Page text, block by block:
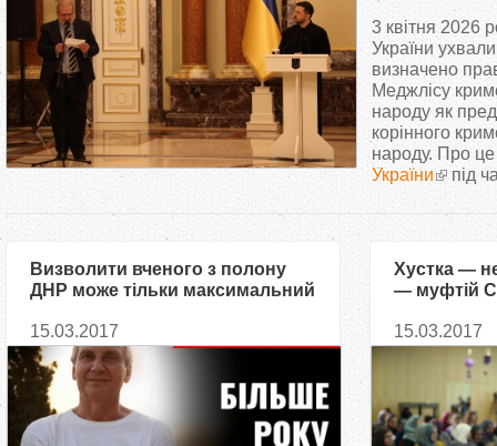
є
т
у
3 квітня 2026
України
визначено
Меджлісу
народу як
корінного
народу. Про
України
під
Визволити вченого з полону
ДНР може тільки максимальний
15.03.2017
Хустка —
— муфтій
15.03.2017